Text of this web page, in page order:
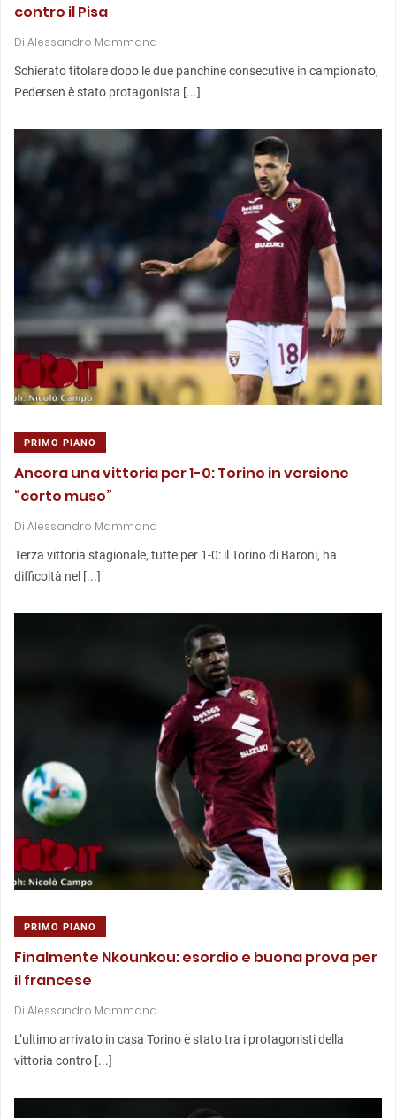
contro il Pisa
Di Alessandro Mammana
Schierato titolare dopo le due panchine consecutive in campionato,
Pedersen è stato protagonista [...]
PRIMO PIANO
Ancora una vittoria per 1-0: Torino in versione
“corto muso”
Di Alessandro Mammana
Terza vittoria stagionale, tutte per 1-0: il Torino di Baroni, ha
difficoltà nel [...]
PRIMO PIANO
Finalmente Nkounkou: esordio e buona prova per
il francese
Di Alessandro Mammana
L’ultimo arrivato in casa Torino è stato tra i protagonisti della
vittoria contro [...]